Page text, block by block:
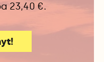
23,40 €.